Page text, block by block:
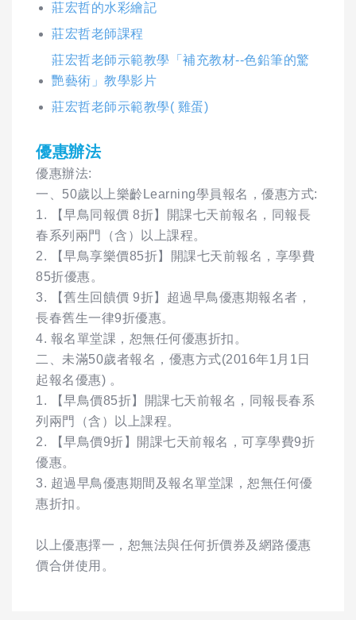
莊宏哲的水彩繪記
莊宏哲老師課程
莊宏哲老師示範教學「補充教材--色鉛筆的驚
艷藝術」教學影片
莊宏哲老師示範教學( 雞蛋)
優惠辦法
優惠辦法:
一、50歲以上樂齡Learning學員報名，優惠方式:
1. 【早鳥同報價 8折】開課七天前報名，同報長
春系列兩門（含）以上課程。
2. 【早鳥享樂價85折】開課七天前報名，享學費
85折優惠。
3. 【舊生回饋價 9折】超過早鳥優惠期報名者，
長春舊生一律9折優惠。
4. 報名單堂課，恕無任何優惠折扣。
二、未滿50歲者報名，優惠方式(2016年1月1日
起報名優惠) 。
1. 【早鳥價85折】開課七天前報名，同報長春系
列兩門（含）以上課程。
2. 【早鳥價9折】開課七天前報名，可享學費9折
優惠。
3. 超過早鳥優惠期間及報名單堂課，恕無任何優
惠折扣。
以上優惠擇一，恕無法與任何折價券及網路優惠
價合併使用。